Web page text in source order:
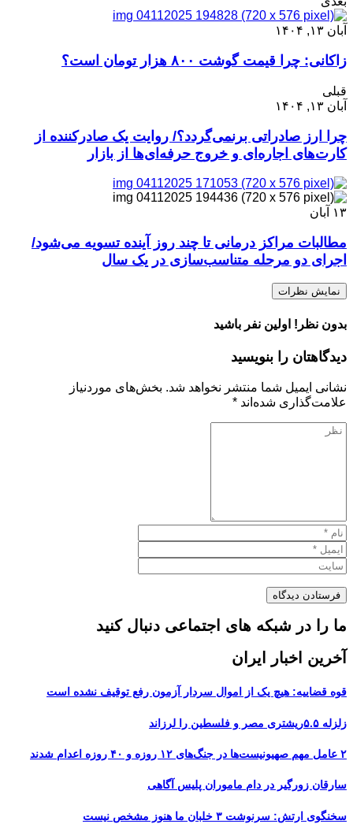
آبان ۱۳, ۱۴۰۴
زاکانی: چرا قیمت گوشت ۸۰۰ هزار تومان است؟
قبلی
آبان ۱۳, ۱۴۰۴
چرا ارز صادراتی برنمی‌گردد؟/ روایت یک صادرکننده از
کارت‌های اجاره‌ای و خروج حرفه‌ای‌ها از بازار
۱۳ آبان
مطالبات مراکز درمانی تا چند روز آینده تسویه می‌شود/
اجرای دو مرحله متناسب‌سازی در یک سال
نمایش نظرات
بدون نظر! اولین نفر باشید
دیدگاهتان را بنویسید
نشانی ایمیل شما منتشر نخواهد شد. بخش‌های موردنیاز
علامت‌گذاری شده‌اند *
ما را در شبکه های اجتماعی دنبال کنید
آخرین اخبار ایران
قوه قضاییه: هیچ یک از اموال سردار آزمون رفع توقیف نشده است
زلزله ۵.۵ریشتری مصر و فلسطین را لرزاند
۲ عامل مهم صهیونیست‌ها در جنگ‌های ۱۲ روزه و ۴۰ روزه اعدام شدند
سارقان زورگیر در دام ماموران پلیس آگاهی
سخنگوی ارتش: سرنوشت ۳ خلبان ما هنوز مشخص نیست